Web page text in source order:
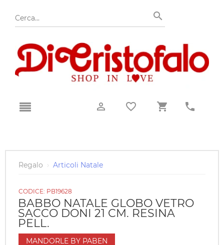
Regalo › Articoli Natale
CODICE: PB19628
BABBO NATALE GLOBO VETRO
SACCO DONI 21 CM. RESINA
PELL.
MANDORLE BY PABEN